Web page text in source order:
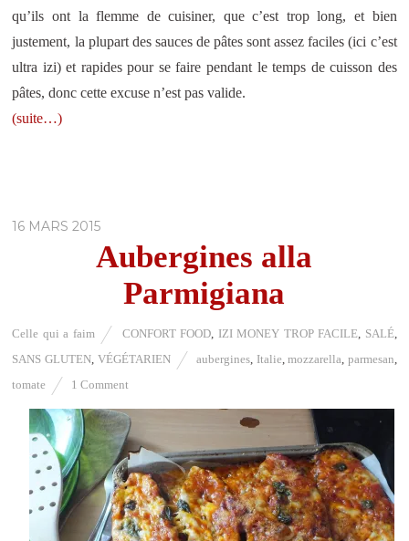
qu’ils ont la flemme de cuisiner, que c’est trop long, et bien
justement, la plupart des sauces de pâtes sont assez faciles (ici c’est
ultra izi) et rapides pour se faire pendant le temps de cuisson des
pâtes, donc cette excuse n’est pas valide.
(suite…)
16 MARS 2015
Aubergines alla
Parmigiana
Celle qui a faim CONFORT FOOD, IZI MONEY TROP FACILE, SALÉ,
SANS GLUTEN, VÉGÉTARIEN aubergines, Italie,mozzarella, parmesan,
tomate
1 Comment